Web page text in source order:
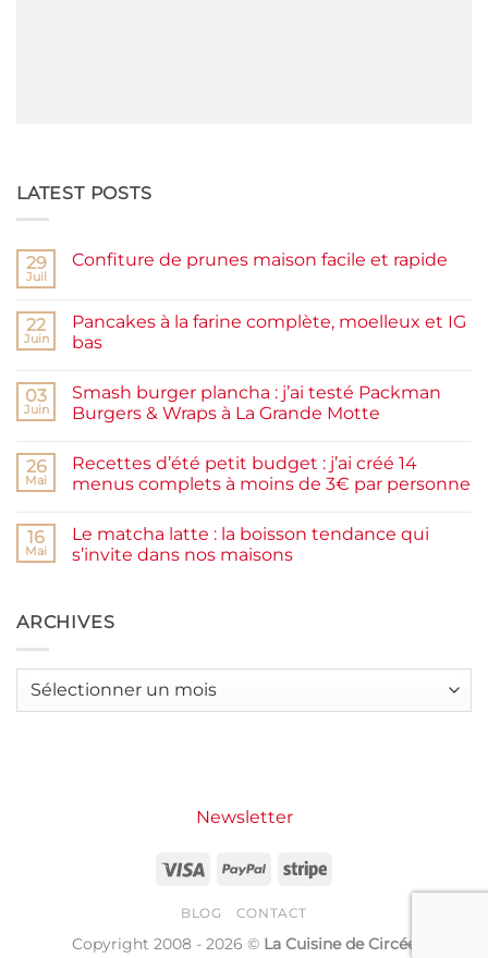
LATEST POSTS
29
Juil
Confiture de prunes maison facile et rapide
Confiture
de
prunes
et
rapide
22
Juin
Pancakes à la farine complète, moelleux et IG
bas
sur
Pancakes
à
complète,
moelleux
et
03
Juin
Smash burger plancha : j’ai testé Packman
Burgers & Wraps à La Grande Motte
sur
Smash
burger
testé
Packman
Burgers &
Grande
Motte
26
Mai
Recettes d’été petit budget : j’ai créé 14
menus complets à moins de 3€ par personne
sur
Recettes
d’été
j’ai
créé
à
16
Mai
Le matcha latte : la boisson tendance qui
s’invite dans nos maisons
Le
matcha
boisson
ARCHIVES
Archives
Newsletter
Visa PayPal Stripe
BLOG CONTACT
Copyright 2008 - 2026 © La Cuisine de Circée